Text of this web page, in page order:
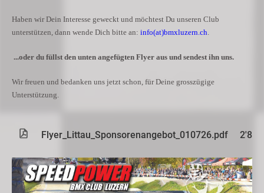
Haben wir Dein Interesse geweckt und möchtest Du unseren Club
unterstützen, dann wende Dich bitte an: info(at)bmxluzern.ch.
...oder du füllst den unten angefügten Flyer aus und sendest ihn uns.
Wir freuen und bedanken uns jetzt schon, für Deine grosszügige
Unterstützung.
Flyer_Littau_Sponsorenangebot_010726.pdf